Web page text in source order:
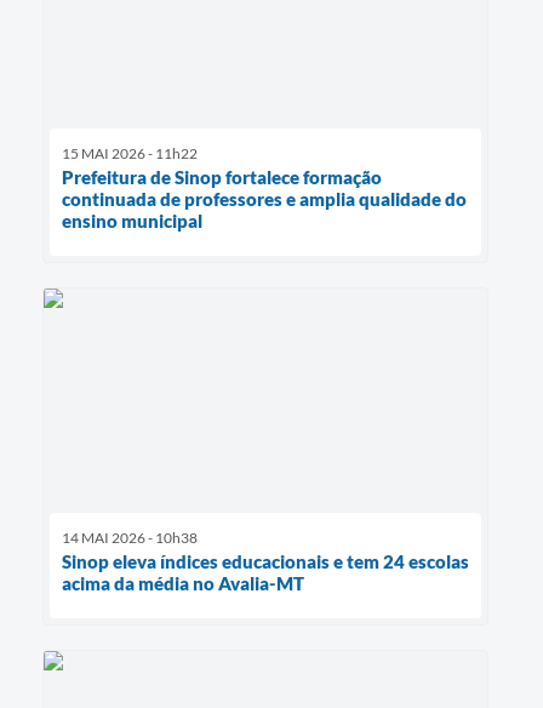
15 MAI 2026 - 11h22
Prefeitura de Sinop fortalece formação
continuada de professores e amplia qualidade do
ensino municipal
14 MAI 2026 - 10h38
Sinop eleva índices educacionais e tem 24 escolas
acima da média no Avalia-MT